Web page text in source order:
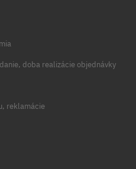
doba realizácie objednávky
reklamácie